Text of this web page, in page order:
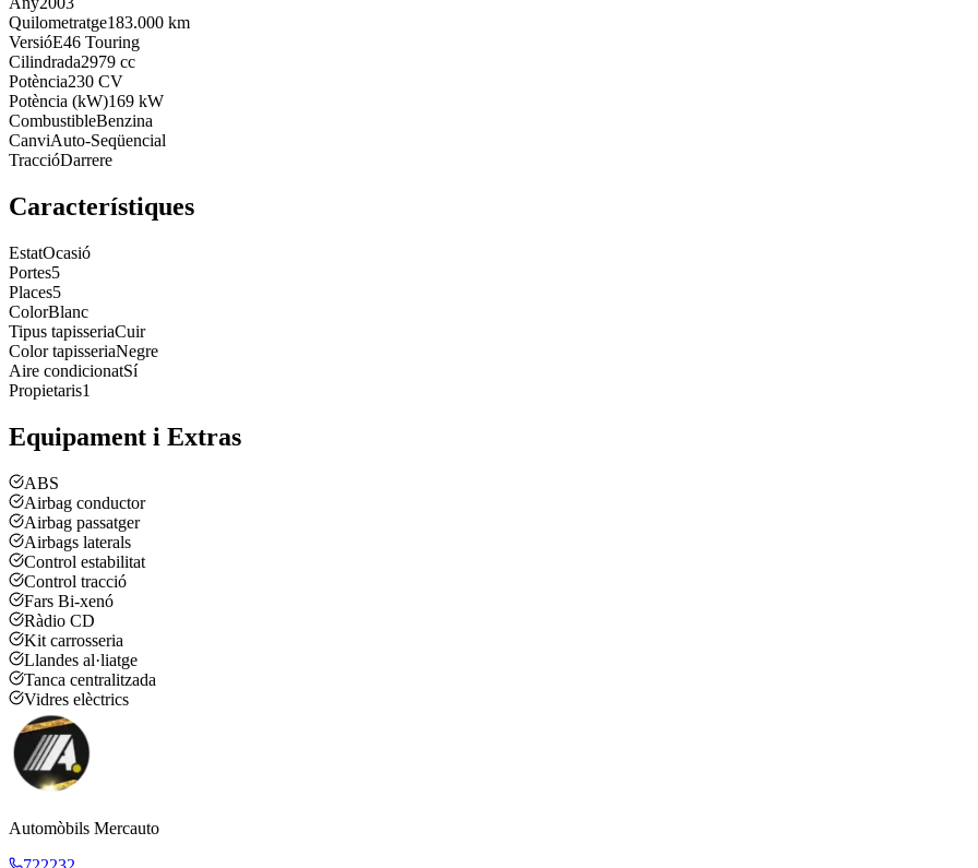
Quilometratge183.000 km
VersióE46 Touring
Cilindrada2979 cc
Potència230 CV
Potència (kW)169 kW
CombustibleBenzina
CanviAuto-Seqüencial
TraccióDarrere
Característiques
EstatOcasió
Portes5
Places5
ColorBlanc
Tipus tapisseriaCuir
Color tapisseriaNegre
Aire condicionatSí
Propietaris1
Equipament i Extras
ABS
Airbag conductor
Airbag passatger
Airbags laterals
Control estabilitat
Control tracció
Fars Bi-xenó
Ràdio CD
Kit carrosseria
Llandes al·liatge
Tanca centralitzada
Vidres elèctrics
Automòbils Mercauto